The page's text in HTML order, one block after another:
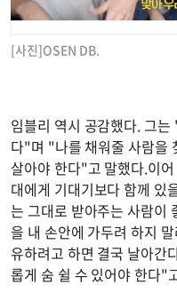
[사진]OSEN DB.
임블리 역시 공감했다. 그
다"며 "나를 채워줄 사람을
살아야 한다"고 말했다.이
대에게 기대기보다 함께 있
는 그대로 받아주는 사람이
을 내 손안에 가두려 하지
유하려고 하면 결국 날아간
롭게 숨 쉴 수 있어야 한다"